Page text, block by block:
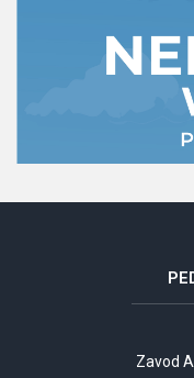
Zavod